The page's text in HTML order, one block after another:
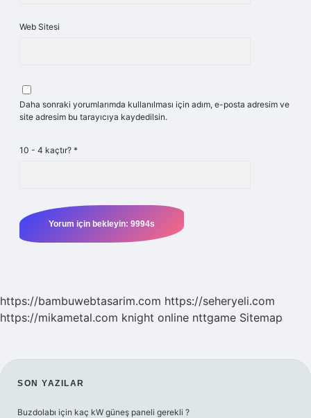
Web Sitesi
Daha sonraki yorumlarımda kullanılması için adım, e-posta adresim ve
site adresim bu tarayıcıya kaydedilsin.
10 - 4 kaçtır? *
https://bambuwebtasarim.com https://seheryeli.com
https://mikametal.com knight online nttgame Sitemap
SIDEBAR
SON YAZILAR
Buzdolabı için kaç kW güneş paneli gerekli ?